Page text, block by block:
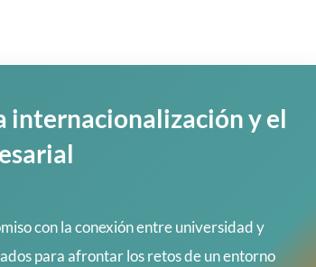
internacionalización y el
con la conexión entre universidad y
para afrontar los retos de un entorno